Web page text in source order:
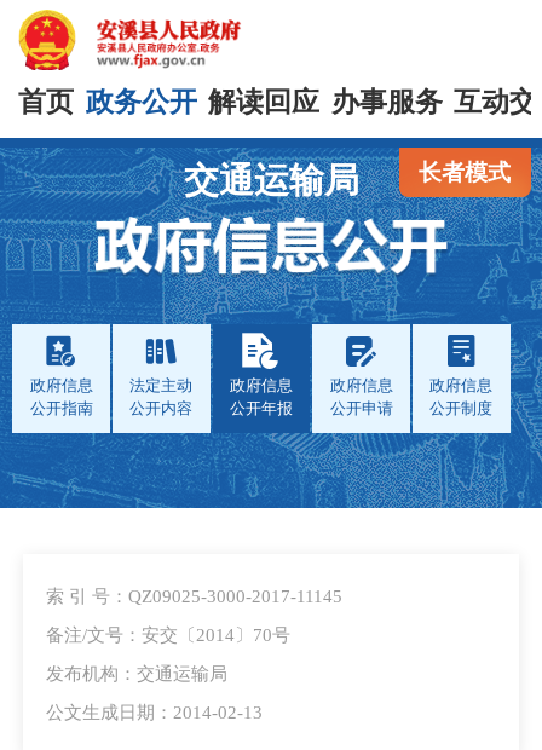
首页 政务公开 解读回应 办事服务 互动
长者模式
交通运输局
政府信息
公开指南
法定主动
公开内容
政府信息
公开年报
政府信息
公开申请
政府信息
公开制度
索 引 号：QZ09025-3000-2017-11145
备注/文号：安交〔2014〕70号
发布机构：交通运输局
公文生成日期：2014-02-13